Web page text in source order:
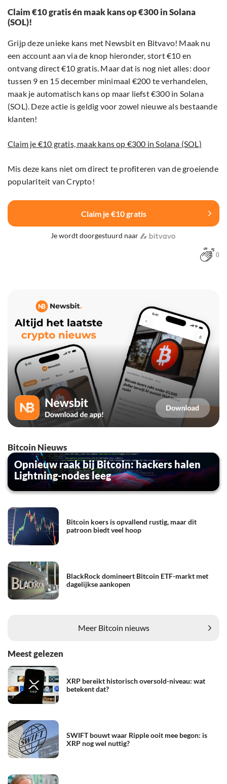
Claim €10 gratis én maak kans op €300 in Solana
(SOL)!
Grijp deze unieke kans met Newsbit en Bitvavo! Maak nu
een account aan via de knop hieronder, stort €10 en
ontvang direct €10 gratis. Maar dat is nog niet alles: door
tussen 9 en 15 december minimaal €200 te verhandelen,
maak je automatisch kans op maar liefst €300 in Solana
(SOL). Deze actie is geldig voor zowel nieuwe als bestaande
klanten!
Claim je €10 gratis, maak kans op €300 in Solana (SOL)
Mis deze kans niet om direct te profiteren van de groeiende
populariteit van Crypto!
Claim je €10 gratis
Je wordt doorgestuurd naar
0
Bitcoin Nieuws
Opnieuw raak bij Bitcoin: hackers halen
Lightning-nodes leeg
Bitcoin koers is opvallend rustig, maar dit
patroon biedt veel hoop
BlackRock domineert Bitcoin ETF-markt met
dagelijkse aankopen
Meer Bitcoin nieuws
Meest gelezen
XRP bereikt historisch oversold-niveau: wat
betekent dat?
SWIFT bouwt waar Ripple ooit mee begon: is
XRP nog wel nuttig?